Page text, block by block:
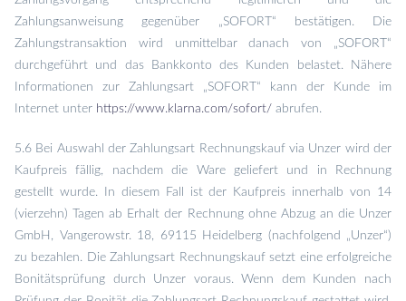
Zahlungsanweisung gegenüber „SOFORT“ bestätigen. Die
Zahlungstransaktion wird unmittelbar danach von „SOFORT“
durchgeführt und das Bankkonto des Kunden belastet. Nähere
Informationen zur Zahlungsart „SOFORT“ kann der Kunde im
Internet unter https://www.klarna.com/sofort/ abrufen.
5.6 Bei Auswahl der Zahlungsart Rechnungskauf via Unzer wird der
Kaufpreis fällig, nachdem die Ware geliefert und in Rechnung
gestellt wurde. In diesem Fall ist der Kaufpreis innerhalb von 14
(vierzehn) Tagen ab Erhalt der Rechnung ohne Abzug an die Unzer
GmbH, Vangerowstr. 18, 69115 Heidelberg (nachfolgend „Unzer“)
zu bezahlen. Die Zahlungsart Rechnungskauf setzt eine erfolgreiche
Bonitätsprüfung durch Unzer voraus. Wenn dem Kunden nach